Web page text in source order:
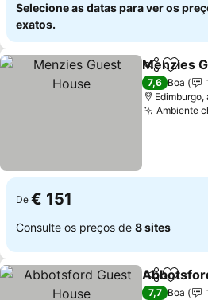
Selecione as datas para ver os
exatos.
Partilhar
Menzies
7,6 Boa
Ambiente
De € 151
Consulte os preços de 8 sites
Partilhar
7,7 Boa